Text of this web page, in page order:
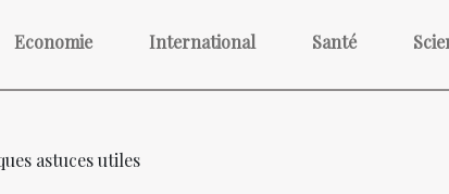
Economie International Santé
astuces utiles